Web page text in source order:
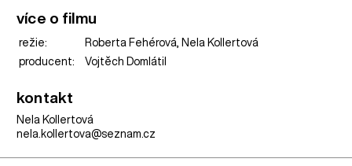
více o filmu
režie:
Roberta Fehérová, Nela Kollertová
producent:
Vojtěch Domlátil
kontakt
Nela Kollertová
nela.kollertova@seznam.cz